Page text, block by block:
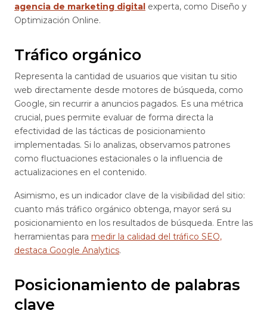
agencia de marketing digital experta, como Diseño y
Optimización Online.
Tráfico orgánico
Representa la cantidad de usuarios que visitan tu sitio
web directamente desde motores de búsqueda, como
Google, sin recurrir a anuncios pagados. Es una métrica
crucial, pues permite evaluar de forma directa la
efectividad de las tácticas de posicionamiento
implementadas. Si lo analizas, observamos patrones
como fluctuaciones estacionales o la influencia de
actualizaciones en el contenido.
Asimismo, es un indicador clave de la visibilidad del sitio:
cuanto más tráfico orgánico obtenga, mayor será su
posicionamiento en los resultados de búsqueda. Entre las
herramientas para medir la calidad del tráfico SEO,
destaca Google Analytics.
Posicionamiento de palabras
clave